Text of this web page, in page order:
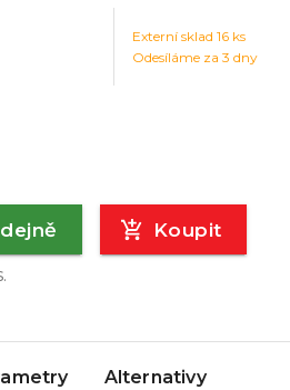
Externí sklad 16ks
Odesíláme za 3 dny
Koupit
Alternativy